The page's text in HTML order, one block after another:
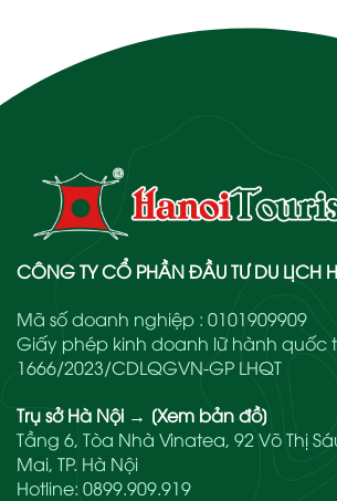
CÔNG TY CỔ PHẦN ĐẦU TƯ DU LỊCH
Mã số doanh nghiệp : 0101909909
Giấy phép kinh doanh lữ hành quốc
1666/2023/CDLQGVN-GP LHQT
Trụ sở Hà Nội → [Xem bản đồ]
Tầng 6, Tòa Nhà Vinatea, 92 Võ Thị
Mai, TP. Hà Nội
Hotline: 0899.909.919